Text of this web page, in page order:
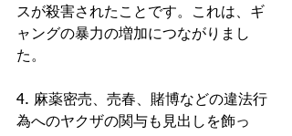
スが殺害されたことです。これは、ギ
ャングの暴力の増加につながりまし
た。
4. 麻薬密売、売春、賭博などの違法行
為へのヤクザの関与も見出しを飾っ